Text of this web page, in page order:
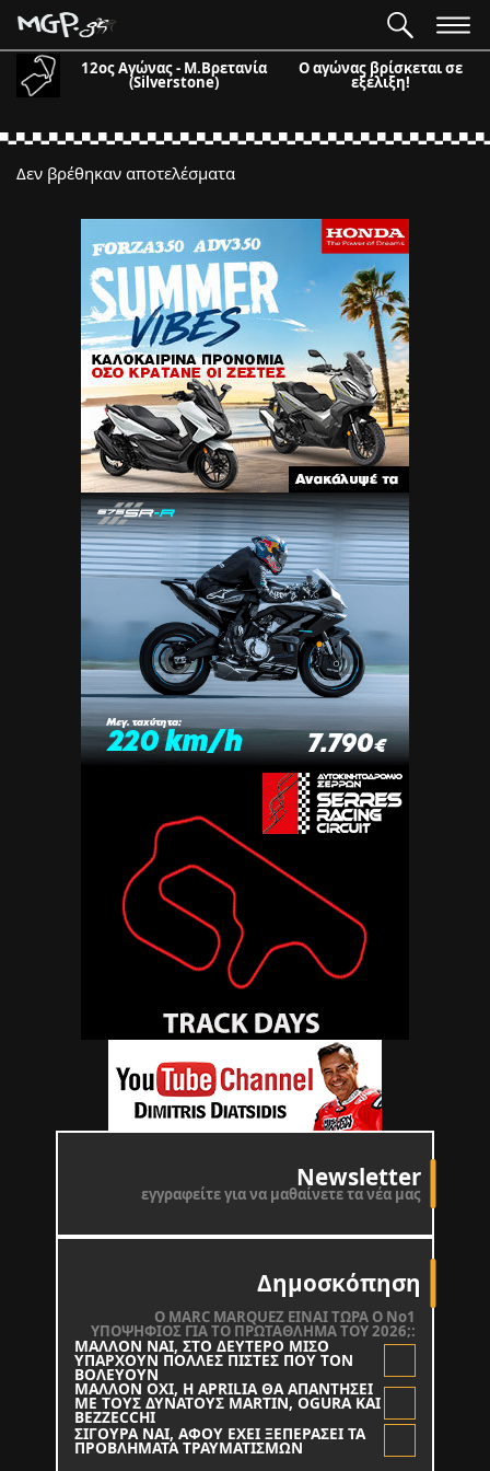
12ος Αγώνας - Μ.Βρετανία
(Silverstone)
Ο αγώνας βρίσκεται σε
εξέλιξη!
Newsletter
εγγραφείτε για να μαθαίνετε τα νέα μας
Δημοσκόπηση
O MARC MARQUEZ ΕΙΝΑΙ ΤΩΡΑ Ο Νο1
ΥΠΟΨΗΦΙΟΣ ΓΙΑ ΤΟ ΠΡΩΤΑΘΛΗΜΑ ΤΟΥ 2026;:
ΜΑΛΛΟΝ ΝΑΙ, ΣΤΟ ΔΕΥΤΕΡΟ ΜΙΣΟ
ΥΠΑΡΧΟΥΝ ΠΟΛΛΕΣ ΠΙΣΤΕΣ ΠΟΥ ΤΟΝ
ΒΟΛΕΥΟΥΝ
ΜΑΛΛΟΝ ΟΧΙ, Η APRILIA ΘΑ ΑΠΑΝΤΗΣΕΙ
ΜΕ ΤΟΥΣ ΔΥΝΑΤΟΥΣ MARTIN, OGURA KAI
BEZZECCHI
ΣΙΓΟΥΡΑ ΝΑΙ, ΑΦΟΥ ΕΧΕΙ ΞΕΠΕΡΑΣΕΙ ΤΑ
ΠΡΟΒΛΗΜΑΤΑ ΤΡΑΥΜΑΤΙΣΜΩΝ
Δεν βρέθηκαν αποτελέσματα